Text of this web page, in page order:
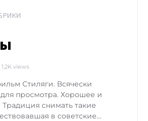
1,2K views
Стиляги. Всячески
просмотра. Хорошее и
снимать такие
в советские…